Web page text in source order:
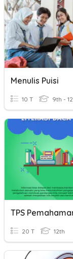
Menulis Puisi
10 T 9th -
20 T 12th